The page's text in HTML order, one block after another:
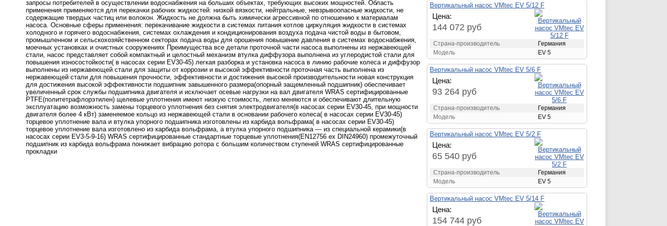
запросы потребителей в осуществлении водоснабжения на больших объектах, требующих высоких мощностей. Область
применения применяются для перекачки рабочих жидкостей: низкой вязкости, нейтральные, невзрывоопасные жидкости, не
содержащие твердых частиц или волокон. Жидкость не должна быть химически агрессивной по отношению к материалам
насоса. Основные сферы применения: перекачивание жидкости в системах питания котлов циркуляция жидкости в системах
холодного и горячего водоснабжения, системах охлаждения и кондиционирования воздуха подача чистой воды в бытовом,
промышленном и сельскохозяйственном секторах подача воды для орошения повышение давления в системах водоснабжения,
моечных установках и очистных сооружениях Преимущества все детали проточной части насоса выполнены из нержавеющей
стали, насос представляет собой компактный и целостный механизм втулка диффузора выполнена из углеродистой стали для
повышения износостойкости( в насосах серии EV30-45) легкая разборка и установка насоса в линию рабочие колеса и диффузор
выполнены из нержавеющей стали для защиты от коррозии и высокой эффективности проточная часть выполнена из
нержавеющей стали для повышения прочности, эффективности и достижения высокой производительности новая конструкция
для достижения высокой эффективности подшипник завышенного размера(опорный защемленный подшипник) обеспечивает
увеличенный срок службы подшипника двигателя и исключает осевые нагрузки на вал двигателя WRAS сертифицированные
PTFE(политетрафлорэтилен) щелевые уплотнения имеют низкую стоимость, легко меняются и обеспечивают длительную
эксплуатацию возможность замены торцевого уплотнения без снятия электродвигателя(в насосах серии EV30-45, при мощности
двигателя более 4 кВт) заменяемое кольцо из нержавеющей стали в основании рабочего колеса( в насосах серии EV30-45)
торцевое уплотнение вала и втулка упорного подшипника изготовлены из карбида вольфрама( в насосах серии EV30-45)
торцевое уплотнение вала изготовлено из карбида вольфрама, а втулка упорного подшипника — из специальной керамики(в
насосах серии EV3-5-9-16) WRAS сертифицированные стандартные торцевые уплотнения(EN12756 ex DIN24960) промежуточный
подшипник из карбида вольфрама понижает вибрацию ротора с большим количеством ступеней WRAS сертифицированные
прокладки
Вертикальный насос VMtec EV 5/12 F
Цена:
144 072 руб
Страна-производитель
Германия
Модель
EV 5
Вертикальный насос VMtec EV 5/6 F
Цена:
93 264 руб
Страна-производитель
Германия
Модель
EV 5
Вертикальный насос VMtec EV 5/2 F
Цена:
65 540 руб
Страна-производитель
Германия
Модель
EV 5
Вертикальный насос VMtec EV 5/14 F
Цена:
154 744 руб